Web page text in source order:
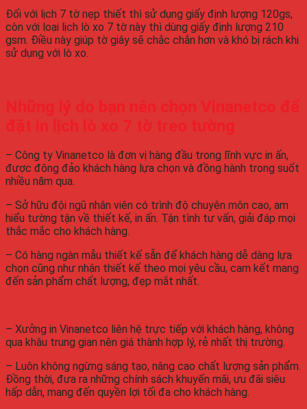
Đối với lịch 7 tờ nẹp thiết thì sử dụng giấy định lượng 120gs,
còn với loại lịch lò xo 7 tờ này thì dùng giấy định lượng 210
gsm. Điều này giúp tờ giây sẽ chắc chắn hơn và khó bị rách khi
sử dụng với lò xo.
Những lý do bạn nên chọn Vinanetco để
đặt in lịch lò xo 7 tờ treo tường
– Công ty Vinanetco là đơn vị hàng đầu trong lĩnh vực in ấn,
được đông đảo khách hàng lựa chọn và đồng hành trong suốt
nhiều năm qua.
– Sở hữu đội ngũ nhân viên có trình độ chuyên môn cao, am
hiểu tường tận về thiết kế, in ấn. Tận tình tư vấn, giải đáp mọi
thắc mắc cho khách hàng.
– Có hàng ngàn mẫu thiết kế sẵn để khách hàng dễ dàng lựa
chọn cũng như nhận thiết kế theo mọi yêu cầu, cam kết mang
đến sản phẩm chất lượng, đẹp mắt nhất.
– Xưởng in Vinanetco liên hệ trực tiếp với khách hàng, không
qua khâu trung gian nên giá thành hợp lý, rẻ nhất thị trường.
– Luôn không ngừng sáng tạo, nâng cao chất lượng sản phẩm.
Đồng thời, đưa ra những chính sách khuyến mãi, ưu đãi siêu
hấp dẫn, mang đến quyền lợi tối đa cho khách hàng.